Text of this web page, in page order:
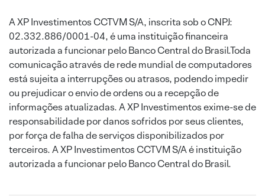
A XP Investimentos CCTVM S/A, inscrita sob o CNPJ:
02.332.886/0001-04, é uma instituição financeira
autorizada a funcionar pelo Banco Central do Brasil.Toda
comunicação através de rede mundial de computadores
está sujeita a interrupções ou atrasos, podendo impedir
ou prejudicar o envio de ordens ou a recepção de
informações atualizadas. A XP Investimentos exime-se de
responsabilidade por danos sofridos por seus clientes,
por força de falha de serviços disponibilizados por
terceiros. A XP Investimentos CCTVM S/A é instituição
autorizada a funcionar pelo Banco Central do Brasil.